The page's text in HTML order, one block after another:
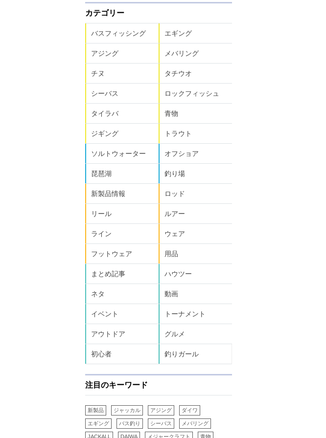
カテゴリー
バスフィッシング エギング
アジング メバリング
チヌ タチウオ
シーバス ロックフィッシュ
タイラバ 青物
ジギング トラウト
ソルトウォーター オフショア
琵琶湖 釣り場
新製品情報 ロッド
リール ルアー
ライン ウェア
フットウェア 用品
まとめ記事 ハウツー
ネタ 動画
イベント トーナメント
アウトドア グルメ
初心者 釣りガール
注目のキーワード
新製品 ジャッカル アジング ダイワ
エギング バス釣り シーバス メバリング
JACKALL DAIWA メジャークラフト 青物